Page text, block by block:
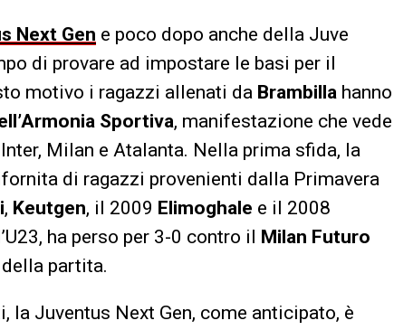
Next Gen e poco dopo anche della Juve
di provare ad impostare le basi per il
motivo i ragazzi allenati da Brambilla hanno
Sportiva, manifestazione che vede
Milan e Atalanta. Nella prima sfida, la
di ragazzi provenienti dalla Primavera
, Keutgen, il 2009 Elimoghale e il 2008
ha perso per 3-0 contro il Milan Futuro
partita.
Juventus Next Gen, come anticipato, è